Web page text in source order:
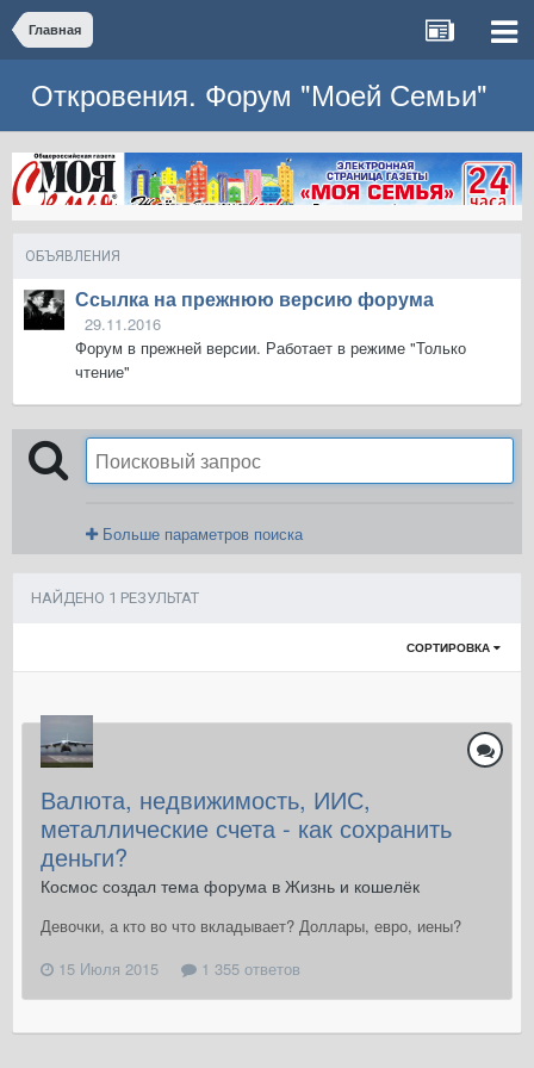
Главная
Откровения. Форум "Моей Семьи"
ОБЪЯВЛЕНИЯ
Ссылка на прежнюю версию форума
29.11.2016
Форум в прежней версии. Работает в режиме "Только
чтение"
Больше параметров поиска
НАЙДЕНО 1 РЕЗУЛЬТАТ
СОРТИРОВКА
Валюта, недвижимость, ИИС,
металлические счета - как сохранить
деньги?
Космос создал тема форума в Жизнь и кошелёк
Девочки, а кто во что вкладывает? Доллары, евро, иены?
15 Июля 2015
1 355 ответов